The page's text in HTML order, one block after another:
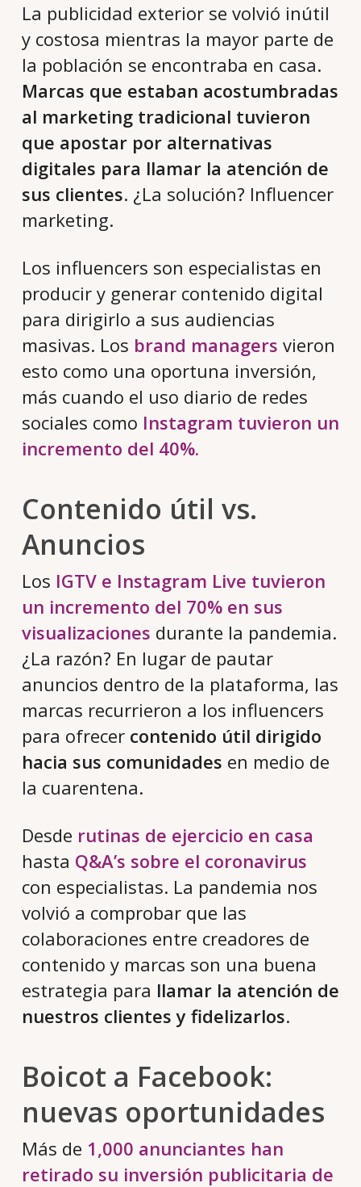
La publicidad exterior se volvió inútil
y costosa mientras la mayor parte de
la población se encontraba en casa.
Marcas que estaban acostumbradas
al marketing tradicional tuvieron
que apostar por alternativas
digitales para llamar la atención de
sus clientes. ¿La solución? Influencer
marketing.
Los influencers son especialistas en
producir y generar contenido digital
para dirigirlo a sus audiencias
masivas. Los brand managers vieron
esto como una oportuna inversión,
más cuando el uso diario de redes
sociales como Instagram tuvieron un
incremento del 40%.
Contenido útil vs.
Anuncios
Los IGTV e Instagram Live tuvieron
un incremento del 70% en sus
visualizaciones durante la pandemia.
¿La razón? En lugar de pautar
anuncios dentro de la plataforma, las
marcas recurrieron a los influencers
para ofrecer contenido útil dirigido
hacia sus comunidades en medio de
la cuarentena.
Desde rutinas de ejercicio en casa
hasta Q&A’s sobre el coronavirus
con especialistas. La pandemia nos
volvió a comprobar que las
colaboraciones entre creadores de
contenido y marcas son una buena
estrategia para llamar la atención de
nuestros clientes y fidelizarlos.
Boicot a Facebook:
nuevas oportunidades
Más de 1,000 anunciantes han
retirado su inversión publicitaria de